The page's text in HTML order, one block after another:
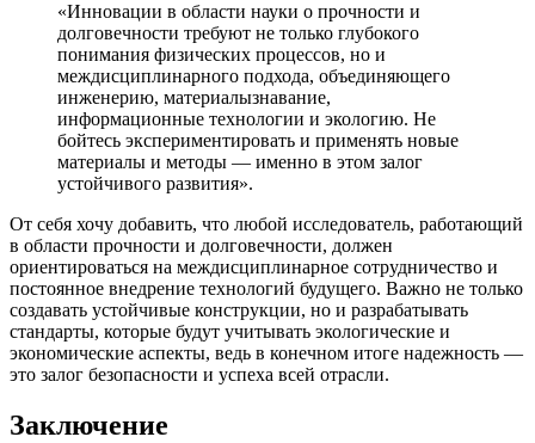
«Инновации в области науки о прочности и
долговечности требуют не только глубокого
понимания физических процессов, но и
междисциплинарного подхода, объединяющего
инженерию, материалызнавание,
информационные технологии и экологию. Не
бойтесь экспериментировать и применять новые
материалы и методы — именно в этом залог
устойчивого развития».
От себя хочу добавить, что любой исследователь, работающий
в области прочности и долговечности, должен
ориентироваться на междисциплинарное сотрудничество и
постоянное внедрение технологий будущего. Важно не только
создавать устойчивые конструкции, но и разрабатывать
стандарты, которые будут учитывать экологические и
экономические аспекты, ведь в конечном итоге надежность —
это залог безопасности и успеха всей отрасли.
Заключение